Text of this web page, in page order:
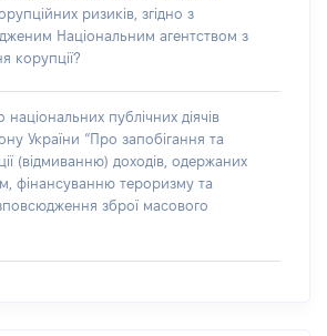
ризиків, згідно з
Національним агентством з
корупції?
публічних діячів
України “Про запобігання та
(відмиванню) доходів, одержаних
фінансуванню тероризму та
зброї масового